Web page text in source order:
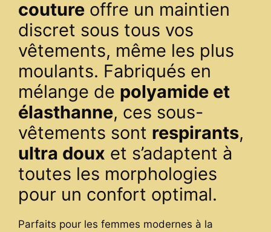
couture offre un maintien
discret sous tous vos
vêtements, même les plus
moulants. Fabriqués en
mélange de polyamide et
élasthanne, ces sous-
vêtements sont respirants,
ultra doux et s’adaptent à
toutes les morphologies
pour un confort optimal.
Parfaits pour les femmes modernes à la